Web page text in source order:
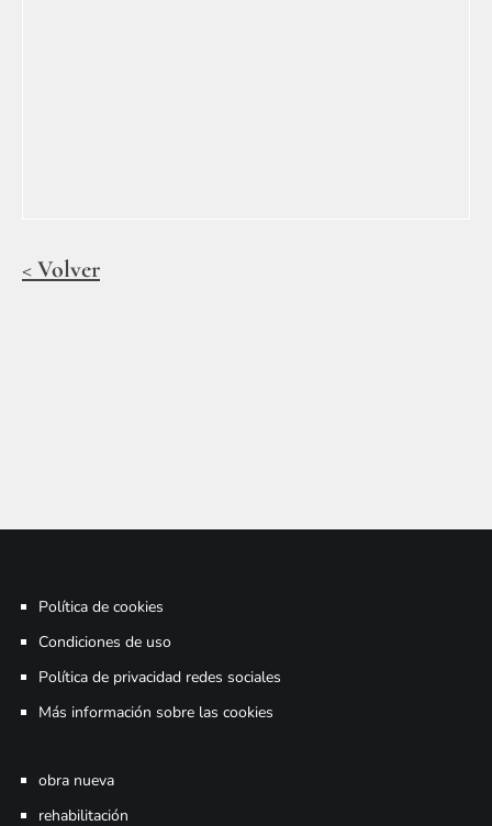
< Volver
Política de cookies
Condiciones de uso
Política de privacidad redes sociales
Más información sobre las cookies
obra nueva
rehabilitación